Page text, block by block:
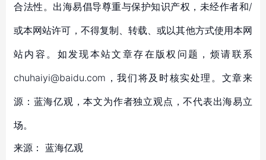
合法性。出海易倡导尊重与保护知识产权，未经作者和/
或本网站许可，不得复制、转载、或以其他方式使用本网
站内容。如发现本站文章存在版权问题，烦请联系
chuhaiyi@baidu.com，我们将及时核实处理。文章来
源：蓝海亿观，本文为作者独立观点，不代表出海易立
场。
来源： 蓝海亿观